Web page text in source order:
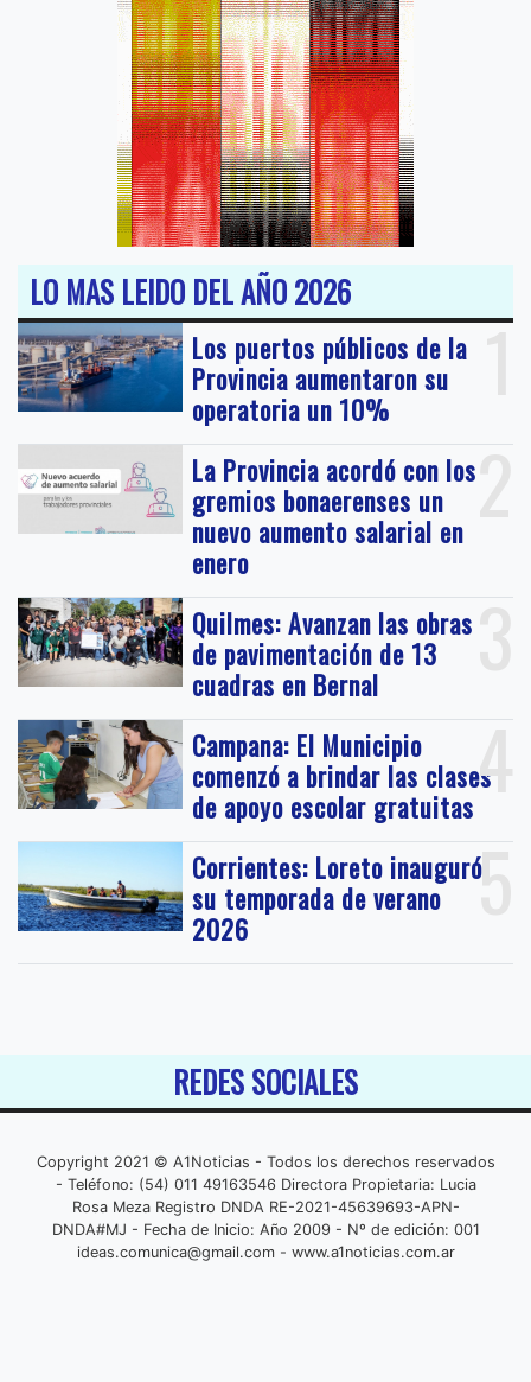
LO MAS LEIDO DEL AÑO 2026
1
Los puertos públicos de la
Provincia aumentaron su
operatoria un 10%
2
La Provincia acordó con los
gremios bonaerenses un
nuevo aumento salarial en
enero
3
Quilmes: Avanzan las obras
de pavimentación de 13
cuadras en Bernal
4
Campana: El Municipio
comenzó a brindar las clases
de apoyo escolar gratuitas
5
Corrientes: Loreto inauguró
su temporada de verano
2026
REDES SOCIALES
Copyright 2021 © A1Noticias - Todos los derechos reservados
- Teléfono: (54) 011 49163546 Directora Propietaria: Lucia
Rosa Meza Registro DNDA RE-2021-45639693-APN-
DNDA#MJ - Fecha de Inicio: Año 2009 - Nº de edición: 001
ideas.comunica@gmail.com- www.a1noticias.com.ar